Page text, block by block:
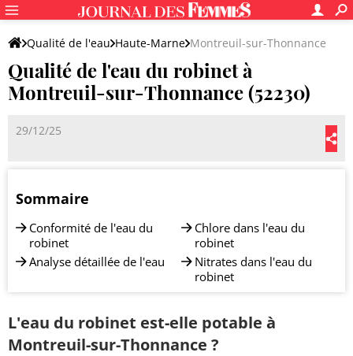
Qualité de l'eau Haute-Marne Montreuil-sur-Thonnance
Qualité de l'eau du robinet à
Montreuil-sur-Thonnance (52230)
29/12/25
Sommaire
Conformité de l'eau du
robinet
Analyse détaillée de l'eau
Chlore dans l'eau du
robinet
Nitrates dans l'eau du
robinet
L'eau du robinet est-elle potable à
Montreuil-sur-Thonnance ?